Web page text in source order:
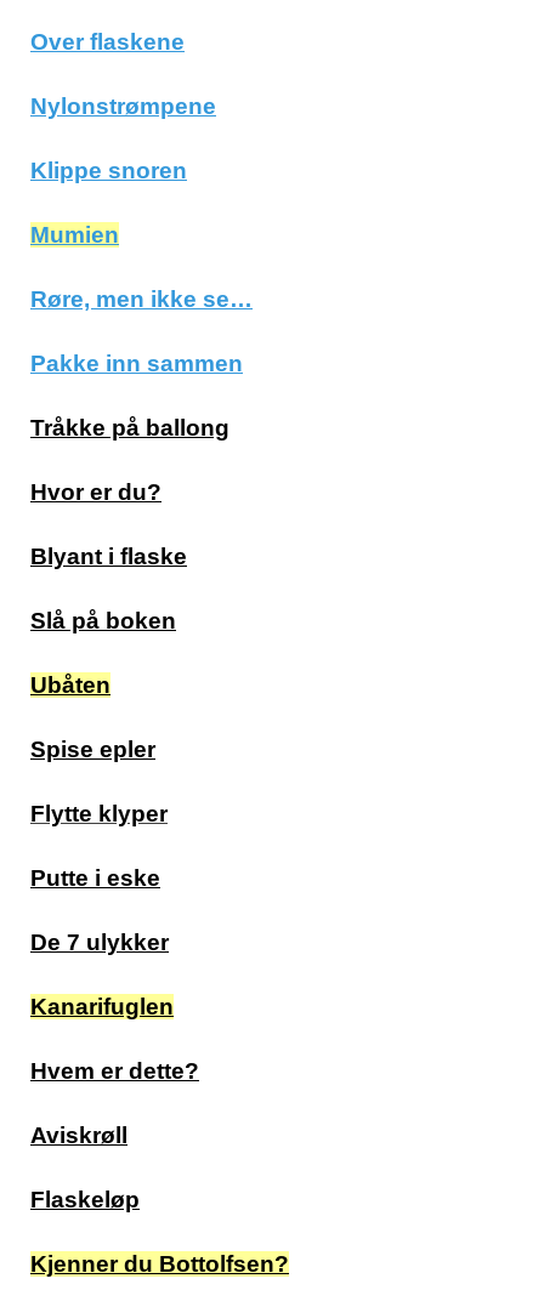
Over flaskene
Nylonstrømpene
Klippe snoren
Mumien
Røre, men ikke se…
Pakke inn sammen
Tråkke på ballong
Hvor er du?
Blyant i flaske
Slå på boken
Ubåten
Spise epler
Flytte klyper
Putte i eske
De 7 ulykker
Kanarifuglen
Hvem er dette?
Aviskrøll
Flaskeløp
Kjenner du Bottolfsen?